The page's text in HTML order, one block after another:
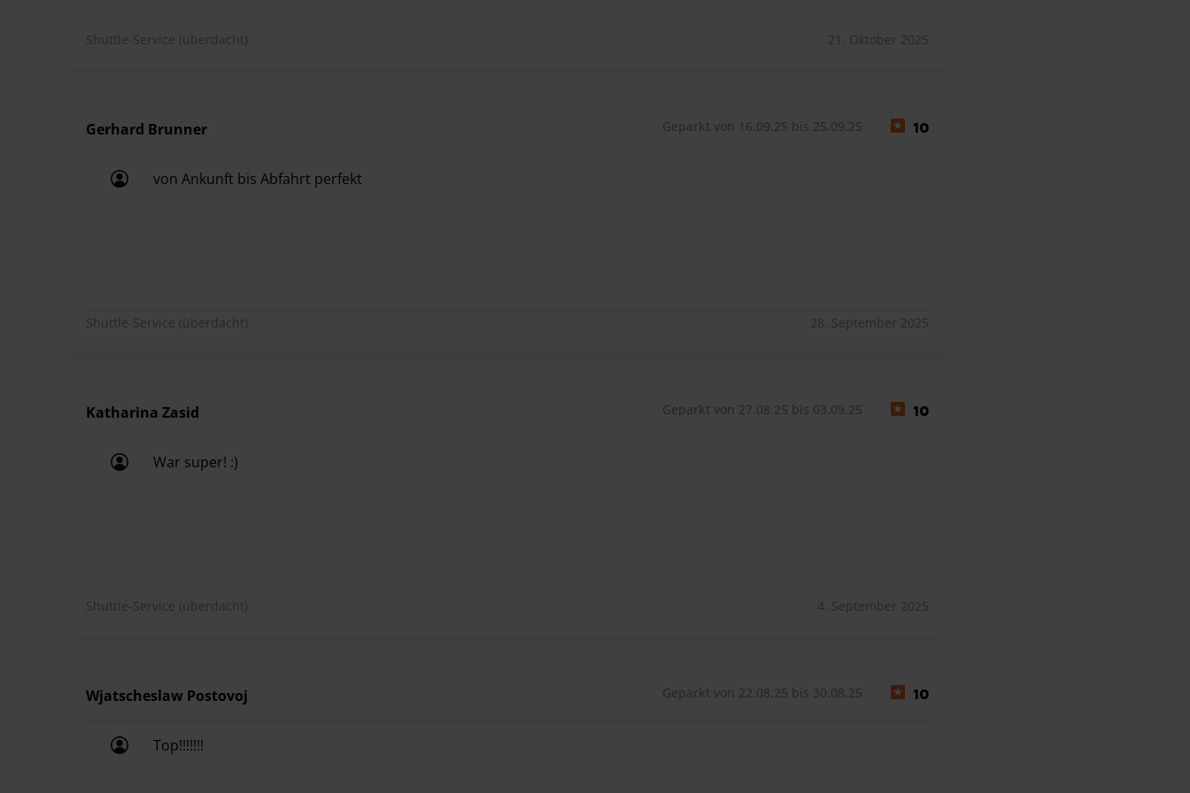
Shuttle-Service (überdacht) 21. Oktober 2025
Gerhard Brunner Geparkt von 16.09.25 bis 25.09.25 10
von Ankunft bis Abfahrt perfekt
Shuttle-Service (überdacht) 28. September 2025
Katharina Zasid Geparkt von 27.08.25 bis 03.09.25 10
War super! :)
Shuttle-Service (überdacht) 4. September 2025
Wjatscheslaw Postovoj Geparkt von 22.08.25 bis 30.08.25 10
Top!!!!!!!